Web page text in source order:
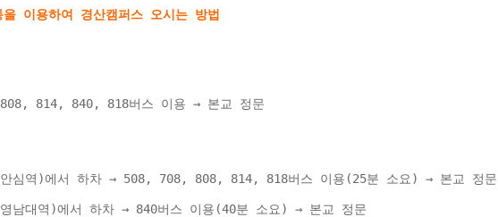
814, 840, 818버스 이용 → 본교 정문
심역)에서 하차 → 508, 708, 808, 814, 818버스 이용(25분 소요) → 본교 정문
남대역)에서 하차 → 840버스 이용(40분 소요) → 본교 정문